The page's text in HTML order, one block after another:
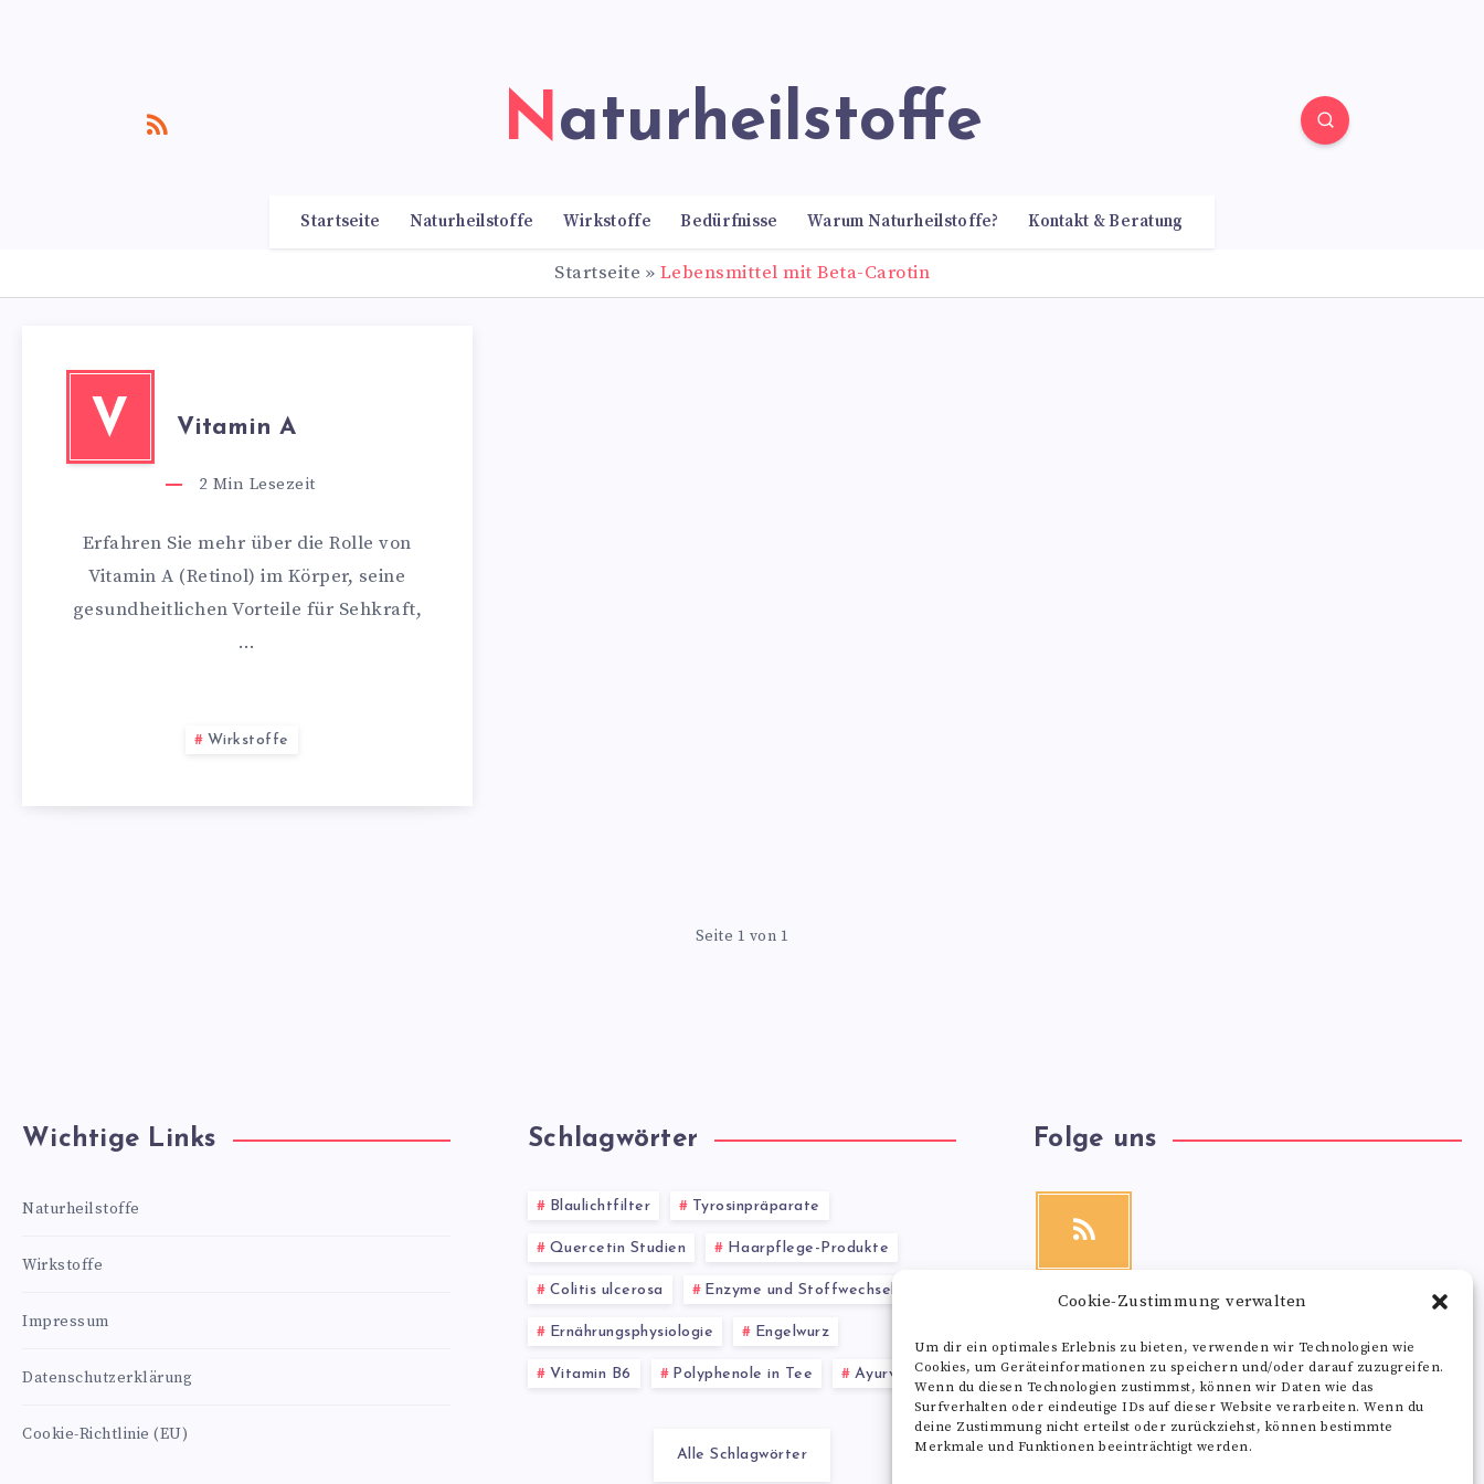
Cookie-Zustimmung verwalten
Um dir ein optimales Erlebnis zu bieten, verwenden wir Technologien wie
Cookies, um Geräteinformationen zu speichern und/oder darauf zuzugreifen.
Wenn du diesen Technologien zustimmst, können wir Daten wie das
Surfverhalten oder eindeutige IDs auf dieser Website verarbeiten. Wenn du
deine Zustimmung nicht erteilst oder zurückziehst, können bestimmte
Merkmale und Funktionen beeinträchtigt werden.
Naturheilstoffe
Startseite Naturheilstoffe Wirkstoffe Bedürfnisse Warum Naturheilstoffe? Kontakt & Beratung
Startseite » Lebensmittel mit Beta-Carotin
V Vitamin A
2 Min Lesezeit
Erfahren Sie mehr über die Rolle von
Vitamin A (Retinol) im Körper, seine
gesundheitlichen Vorteile für Sehkraft,
…
Wirkstoffe
Seite 1 von 1
Wichtige Links
Naturheilstoffe
Wirkstoffe
Impressum
Datenschutzerklärung
Cookie-Richtlinie (EU)
Schlagwörter
Blaulichtfilter Tyrosinpräparate
Quercetin Studien Haarpflege-Produkte
Colitis ulcerosa Enzyme und Stoffwechsel
Ernährungsphysiologie Engelwurz
Vitamin B6 Polyphenole in Tee Ayurveda
Alle Schlagwörter
Folge uns
RSS
news!